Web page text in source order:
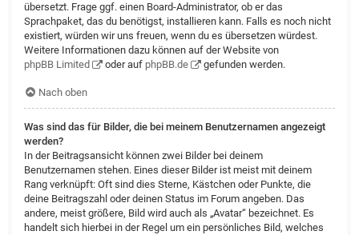
übersetzt. Frage ggf. einen Board-Administrator, ob er das
Sprachpaket, das du benötigst, installieren kann. Falls es noch nicht
existiert, würden wir uns freuen, wenn du es übersetzen würdest.
Weitere Informationen dazu können auf der Website von
phpBB Limited
oder auf phpBB.de gefunden werden.
Nach oben
Was sind das für Bilder, die bei meinem Benutzernamen angezeigt
werden?
In der Beitragsansicht können zwei Bilder bei deinem
Benutzernamen stehen. Eines dieser Bilder ist meist mit deinem
Rang verknüpft: Oft sind dies Sterne, Kästchen oder Punkte, die
deine Beitragszahl oder deinen Status im Forum angeben. Das
andere, meist größere, Bild wird auch als „Avatar“ bezeichnet. Es
handelt sich hierbei in der Regel um ein persönliches Bild, welches